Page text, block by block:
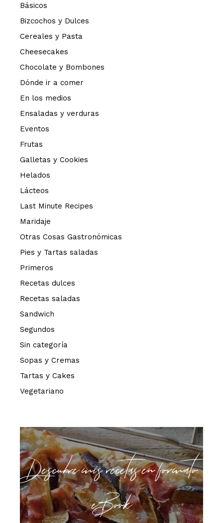
Básicos
Bizcochos y Dulces
Cereales y Pasta
Cheesecakes
Chocolate y Bombones
Dónde ir a comer
En los medios
Ensaladas y verduras
Eventos
Frutas
Galletas y Cookies
Helados
Lácteos
Last Minute Recipes
Maridaje
Otras Cosas Gastronómicas
Pies y Tartas saladas
Primeros
Recetas dulces
Recetas saladas
Sandwich
Segundos
Sin categoría
Sopas y Cremas
Tartas y Cakes
Vegetariano
Descubre mis recetas en formato
eBook